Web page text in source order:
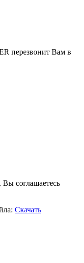
перезвонит Вам в
соглашаетесь
Скачать